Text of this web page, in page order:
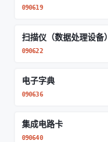
090619
扫描仪（数据处理设备）
090622
电子字典
090636
集成电路卡
090640